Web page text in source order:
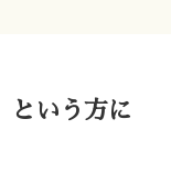
という方に